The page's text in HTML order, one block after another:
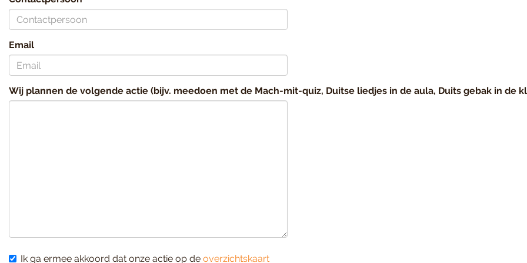
Email
Wij plannen de volgende actie (bijv. meedoen met de Mach-mit-quiz, Duitse liedjes in de aula, Duits gebak in de
Ik ga ermee akkoord dat onze actie op de overzichtskaart